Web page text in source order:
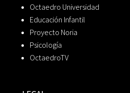
Octaedro Universidad
Educación Infantil
Proyecto Noria
Psicología
OctaedroTV